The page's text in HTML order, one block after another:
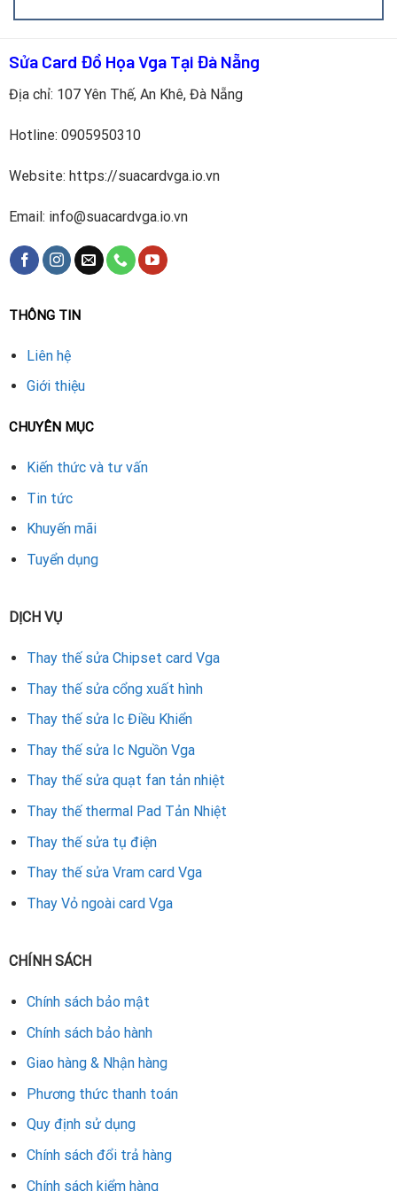
Test hiệu năng VGA GTX 180 sau khi thay để đảm bảo
hoạt động ổn định.
Lợi ích khi thay IC nguồn đúng cách
Giúp VGA GTX 180 hoạt động bình thường trở lại, tiết
Đảm bảo hiệu suất khi chơi game, làm việc đồ họa hoặc
mất hình ảnh.
Nẵng
Nếu bạn đang cần thay IC nguồn VGA GTX 180 hoặc
card đồ họa bị lỗi hình ảnh tại Đà Nẵng
trung tâm sửa chữa uy tín. Tại đây, kỹ thuật viên sẽ sử
dụng linh kiện chính hãng, thiết bị chuyên dụng và cam kết
Sửa Card Đồ Họa Vga Tại Đà Nẵng
Địa chỉ: 107 Yên Thế, An Khê, Đà Nẵng
Hotline: 0905950310
Website: https://suacardvga.io.vn
Email: info@suacardvga.io.vn
THÔNG TIN
Liên hệ
Giới thiệu
CHUYÊN MỤC
Kiến thức và tư vấn
Tin tức
Khuyến mãi
Tuyển dụng
DỊCH VỤ
Thay thế sửa Chipset card Vga
Thay thế sửa cổng xuất hình
Thay thế sửa Ic Điều Khiển
Thay thế sửa Ic Nguồn Vga
Thay thế sửa quạt fan tản nhiệt
Thay thế thermal Pad Tản Nhiệt
Thay thế sửa tụ điện
Thay thế sửa Vram card Vga
Thay Vỏ ngoài card Vga
CHÍNH SÁCH
Chính sách bảo mật
Chính sách bảo hành
Giao hàng & Nhận hàng
Phương thức thanh toán
Quy định sử dụng
Chính sách đổi trả hàng
Chính sách kiểm hàng